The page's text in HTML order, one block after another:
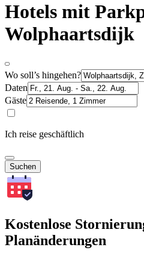
Hotels mit
Wolphaartsdijk
Wo soll’s hingehen?
Daten
Gäste
Ich reise geschäftlich
Suchen
Kostenlose
Planänderungen